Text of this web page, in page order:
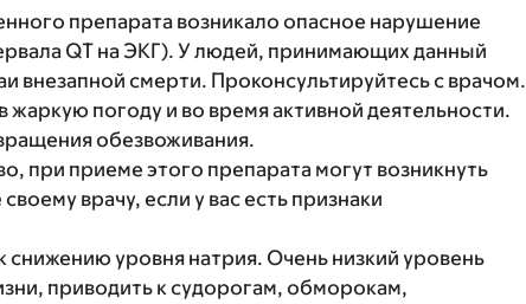
препарата возникало опасное нарушение
QT на ЭКГ). У людей, принимающих данный
внезапной смерти. Проконсультируйтесь с врачом.
погоду и во время активной деятельности.
обезвоживания.
при приеме этого препарата могут возникнуть
врачу, если у вас есть признаки
уровня натрия. Очень низкий уровень
приводить к судорогам, обморокам,